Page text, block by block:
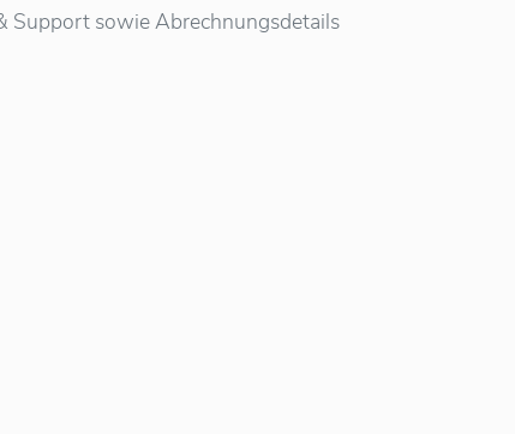
Support sowie Abrechnungsdetails